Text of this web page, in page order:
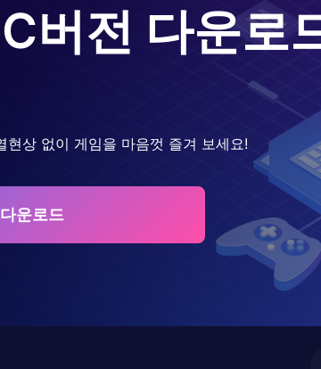
버전 다운로
상 없이 게임을 마음껏 즐겨 보세요!
운로드